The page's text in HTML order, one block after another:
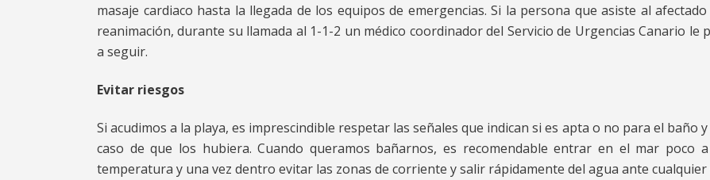
masaje cardiaco hasta la llegada de los equipos de emergencias. Si la persona que asiste al
reanimación, durante su llamada al 1-1-2 un médico coordinador del Servicio de Urgencias Canario
a seguir.
Evitar riesgos
Si acudimos a la playa, es imprescindible respetar las señales que indican si es apta o no para el baño
caso de que los hubiera. Cuando queramos bañarnos, es recomendable entrar en el mar poco
temperatura y una vez dentro evitar las zonas de corriente y salir rápidamente del agua ante